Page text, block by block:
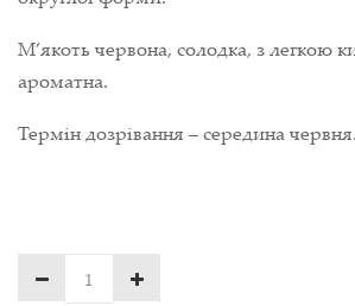
М’якоть червона, солодка, з легкою
ароматна.
Термін дозрівання – середина червня.